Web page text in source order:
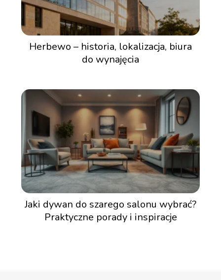
Herbewo – historia, lokalizacja, biura
do wynajęcia
Jaki dywan do szarego salonu wybrać?
Praktyczne porady i inspiracje